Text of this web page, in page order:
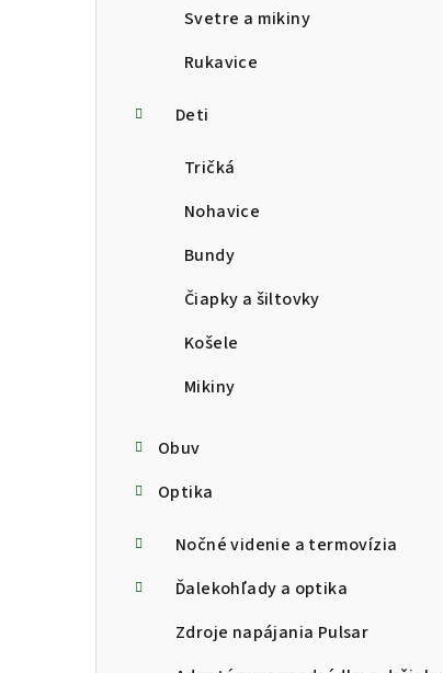
Svetre a mikiny
Rukavice
Deti
Tričká
Nohavice
Bundy
Čiapky a šiltovky
Košele
Mikiny
Obuv
Optika
Nočné videnie a termovízia
Ďalekohľady a optika
Zdroje napájania Pulsar